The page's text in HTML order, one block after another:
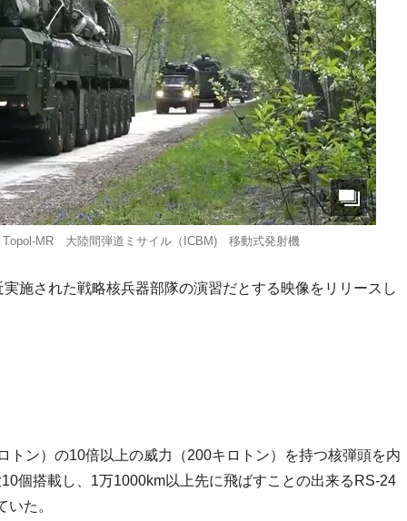
Topol-MR 大陸間弾道ミサイル（ICBM) 移動式発射機
施された戦略核兵器部隊の演習だとする映像をリリースし
トン）の10倍以上の威力（200キロトン）を持つ核弾頭を内
個搭載し、1万1000km以上先に飛ばすことの出来るRS-
た。